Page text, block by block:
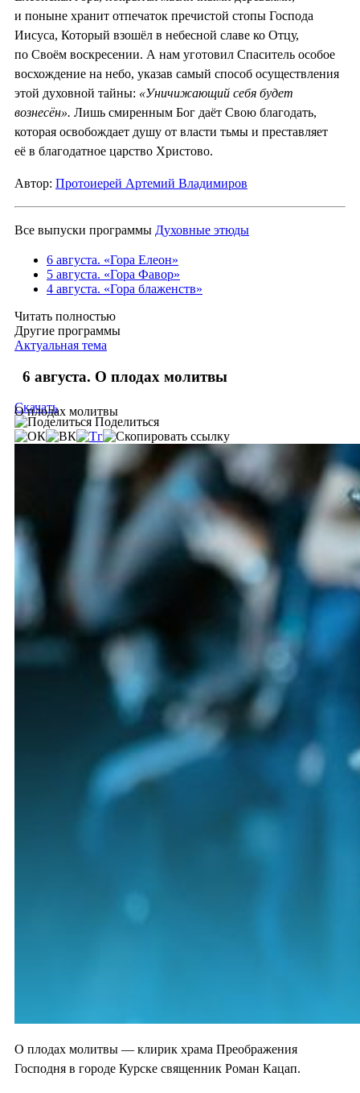
и поныне хранит отпечаток пречистой стопы Господа
Иисуса, Который взошёл в небесной славе ко Отцу,
по Своём воскресении. А нам уготовил Спаситель особое
восхождение на небо, указав самый способ осуществления
этой духовной тайны: «Уничижающий себя будет
вознесён». Лишь смиренным Бог даёт Свою благодать,
которая освобождает душу от власти тьмы и преставляет
её в благодатное царство Христово.
Автор: Протоиерей Артемий Владимиров
Все выпуски программы Духовные этюды
6 августа. «Гора Елеон»
5 августа. «Гора Фавор»
4 августа. «Гора блаженств»
Читать полностью
Другие программы
Актуальная тема
6 августа. О плодах молитвы
О плодах молитвы
Скачать
Поделиться
О плодах молитвы — клирик храма Преображения
Господня в городе Курске священник Роман Кацап.